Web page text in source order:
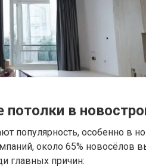
в
популярность, особенно в
около 65% новосёлов
главных причин: